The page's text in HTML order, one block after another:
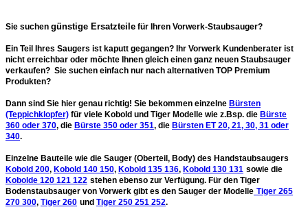
Sie suchen günstige Ersatzteile für Ihren Vorwerk-Staubsauger?
Ein Teil Ihres Saugers ist kaputt gegangen? Ihr Vorwerk Kundenberater ist
nicht erreichbar oder möchte Ihnen gleich einen ganz neuen Staubsauger
verkaufen? Sie suchen einfach nur nach alternativen TOP Premium
Produkten?
Dann sind Sie hier genau richtig! Sie bekommen einzelne Bürsten
(Teppichklopfer) für viele Kobold und Tiger Modelle wie z.Bsp. die Bürste
360 oder 370, die Bürste 350 oder 351, die Bürsten ET 20, 21, 30, 31 oder
340.
Einzelne Bauteile wie die Sauger (Oberteil, Body) des Handstaubsaugers
Kobold 200, Kobold 140 150, Kobold 135 136, Kobold 130 131 sowie die
Kobolde 120 121 122 stehen ebenso zur Verfügung. Für den Tiger
Bodenstaubsauger von Vorwerk gibt es den Sauger der Modelle Tiger 265
270 300, Tiger 260 und Tiger 250 251 252.